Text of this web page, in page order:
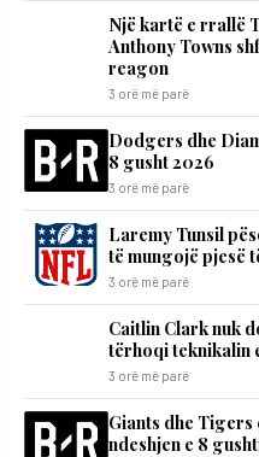
Një kartë e rrallë
Anthony Towns
reagon
3 orë më parë
Dodgers dhe
8 gusht 2026
3 orë më parë
Laremy Tunsil
të mungojë pjesë
3 orë më parë
Caitlin Clark nuk
tërhoqi teknikalin
3 orë më parë
Giants dhe
ndeshjen e 8